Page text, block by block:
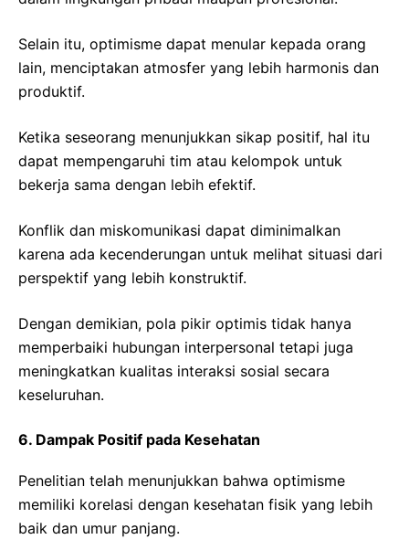
Selain itu, optimisme dapat menular kepada orang
lain, menciptakan atmosfer yang lebih harmonis dan
produktif.
Ketika seseorang menunjukkan sikap positif, hal itu
dapat mempengaruhi tim atau kelompok untuk
bekerja sama dengan lebih efektif.
Konflik dan miskomunikasi dapat diminimalkan
karena ada kecenderungan untuk melihat situasi dari
perspektif yang lebih konstruktif.
Dengan demikian, pola pikir optimis tidak hanya
memperbaiki hubungan interpersonal tetapi juga
meningkatkan kualitas interaksi sosial secara
keseluruhan.
6. Dampak Positif pada Kesehatan
Penelitian telah menunjukkan bahwa optimisme
memiliki korelasi dengan kesehatan fisik yang lebih
baik dan umur panjang.